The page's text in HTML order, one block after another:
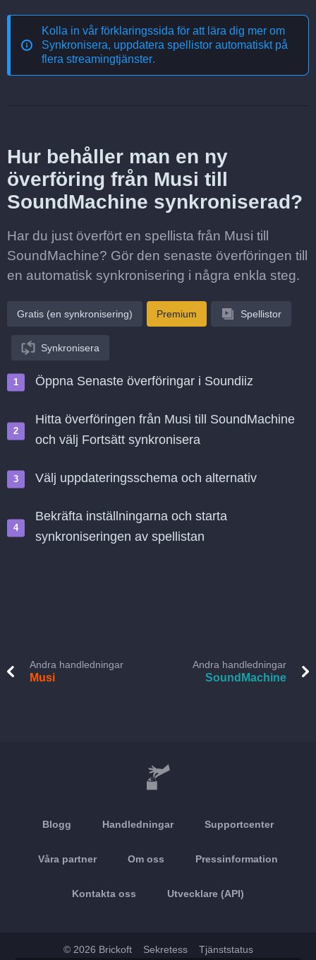
Kolla in vår förklaringssida för att lära dig mer om
Synkronisera, uppdatera spellistor automatiskt på
flera streamingtjänster.
Hur behåller man en ny
överföring från Musi till
SoundMachine synkroniserad?
Har du just överfört en spellista från Musi till
SoundMachine? Gör den senaste överföringen till
en automatisk synkronisering i några enkla steg.
Gratis (en synkronisering) Premium Spellistor
Synkronisera
Öppna Senaste överföringar i Soundiiz
Hitta överföringen från Musi till SoundMachine
och välj Fortsätt synkronisera
Välj uppdateringsschema och alternativ
Bekräfta inställningarna och starta
synkroniseringen av spellistan
Andra handledningar
Musi
Andra handledningar
SoundMachine
Blogg Handledningar Supportcenter
Våra partner Om oss Pressinformation
Kontakta oss Utvecklare (API)
© 2026 Brickoft Sekretess Tjänststatus